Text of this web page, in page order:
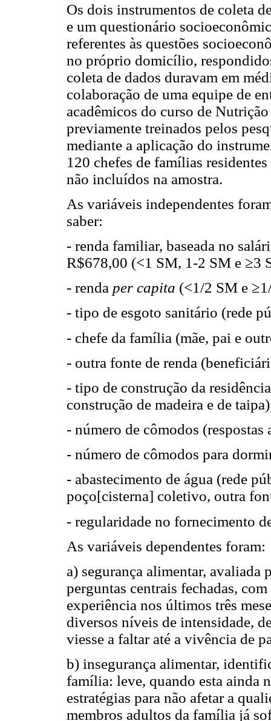
Os dois instrumentos de coleta
e um questionário
referentes às questões
no próprio domicílio,
coleta de dados duravam em
colaboração de uma equipe de
acadêmicos do curso de
previamente treinados pelos
mediante a aplicação do
120 chefes de famílias
não incluídos na amostra.
As variáveis independentes
saber:
- renda familiar, baseada no
R$678,00 (<1 SM, 1-2 SM e ≥3
- renda per capita (<1/2 SM e
- tipo de esgoto sanitário (rede
- chefe da família (mãe, pai e
- outra fonte de renda
- tipo de construção da
construção de madeira e de
- número de cômodos (respostas
- número de cômodos para
- abastecimento de água (rede
poço[cisterna] coletivo, outra
- regularidade no fornecimento
As variáveis dependentes foram:
a) segurança alimentar,
perguntas centrais fechadas,
experiência nos últimos três
diversos níveis de intensidade,
viesse a faltar até a vivência de
b) insegurança alimentar,
família: leve, quando esta ainda
estratégias para não afetar a
membros adultos da família já